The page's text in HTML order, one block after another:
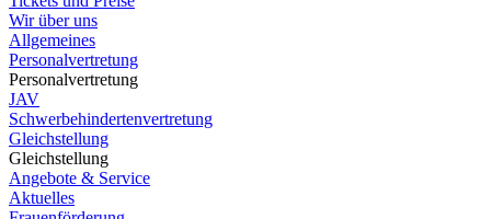
Wir über uns
Allgemeines
Personalvertretung
Personalvertretung
JAV
Schwerbehindertenvertretung
Gleichstellung
Gleichstellung
Angebote & Service
Aktuelles